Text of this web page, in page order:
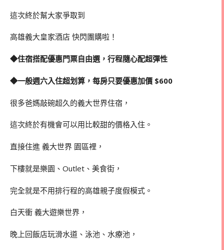
這次終於幫大家爭取到
高雄義大皇家酒店 快閃團購啦！
◆住宿搭配優惠門票自由選，行程隨心配超彈性
◆一般週六入住超划算，每房只要優惠加價 $600
很多爸媽敲碗超久的義大世界住宿，
這次終於有機會可以用比較甜的價格入住。
直接住進 義大世界 園區裡，
下樓就是樂園、Outlet、美食街，
完全就是不用排行程的高雄親子度假模式。
白天衝 義大遊樂世界 ，
晚上回飯店玩滑水道、泳池、水療池，